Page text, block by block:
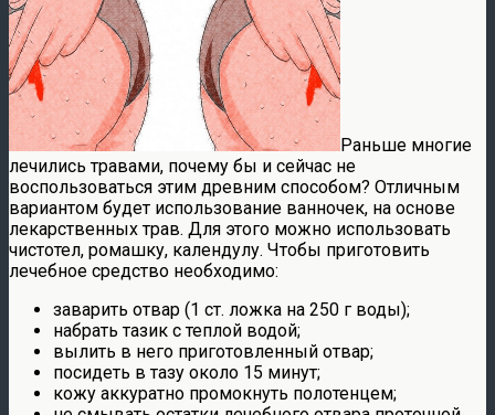
Раньше многие
лечились травами, почему бы и сейчас не
воспользоваться этим древним способом? Отличным
вариантом будет использование ванночек, на основе
лекарственных трав. Для этого можно использовать
чистотел, ромашку, календулу. Чтобы приготовить
лечебное средство необходимо:
заварить отвар (1 ст. ложка на 250 г воды);
набрать тазик с теплой водой;
вылить в него приготовленный отвар;
посидеть в тазу около 15 минут;
кожу аккуратно промокнуть полотенцем;